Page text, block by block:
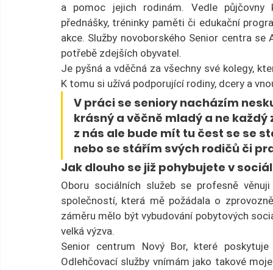
a pomoc jejich rodinám. Vedle půjčovny
přednášky, tréninky paměti či edukační
akce. Služby novoborského Senior centra
potřebě zdejších obyvatel.
Je pyšná a vděčná za všechny své kolegy,
K tomu si užívá podporující rodiny, dcery a
V práci se seniory nacházím
krásný a věčně mladý a ne každý
z nás ale bude mít tu čest se se
nebo se stářím svých rodičů či
Jak dlouho se již pohybujete v
Oboru sociálních služeb se profesně
společností, která mě požádala o
záměru mělo být vybudování pobytových
velká výzva.
Senior centrum Nový Bor, které
Odlehčovací služby vnímám jako takové